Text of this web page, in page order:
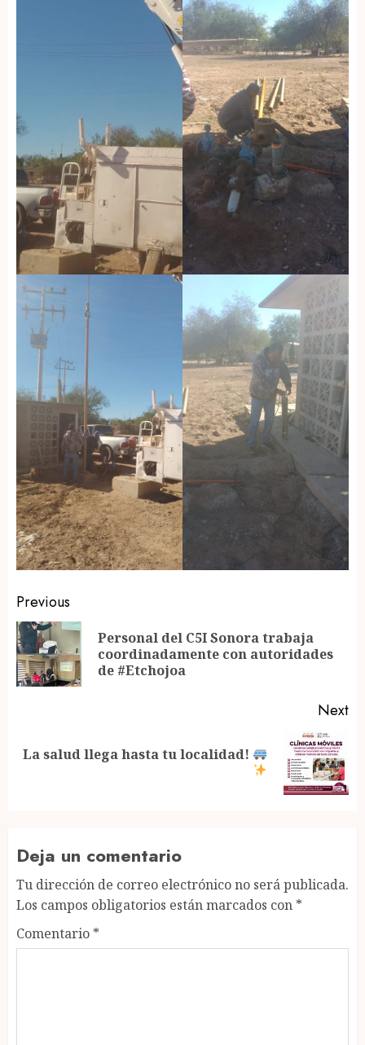
Post
navigation
Previous
Personal del C5I Sonora trabaja
coordinadamente con autoridades
de #Etchojoa
Next
Next
La salud llega hasta tu localidad!
Deja un comentario
Tu dirección de correo electrónico no será publicada.
Los campos obligatorios están marcados con *
Comentario *